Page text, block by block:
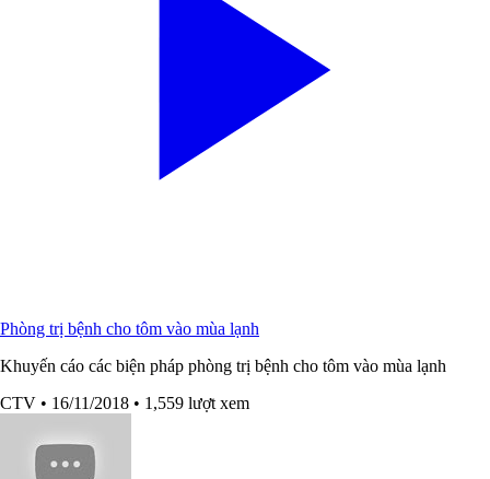
Phòng trị bệnh cho tôm vào mùa lạnh
Khuyến cáo các biện pháp phòng trị bệnh cho tôm vào mùa lạnh
CTV • 16/11/2018 • 1,559 lượt xem